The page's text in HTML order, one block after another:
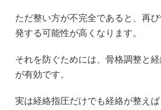
ただ整い方が不完全であると、再
発する可能性が高くなります。
それを防ぐためには、骨格調整と
が有効です。
実は経絡指圧だけでも経絡が整え